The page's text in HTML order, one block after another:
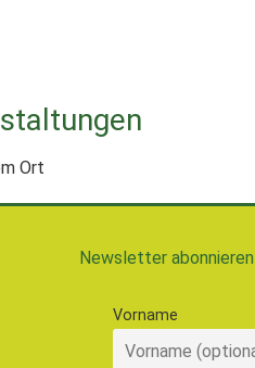
Ort
Newsletter abonnieren
Vorname